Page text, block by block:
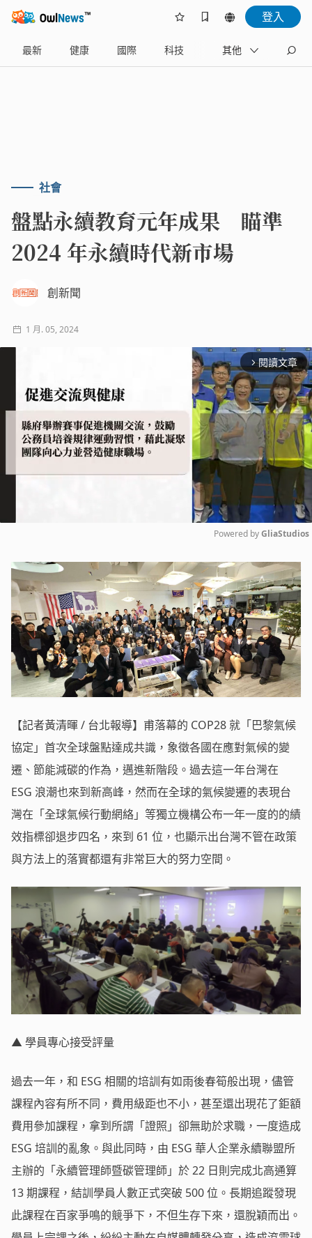
登入
最新 健康 國際 科技 財經
其他
社會
盤點永續教育元年成果 瞄準
2024 年永續時代新市場
創新聞
1 月. 05, 2024
arrow_forward_ios 閱讀文章
Mute
Powered by GliaStudios
【記者黃清暉 / 台北報導】甫落幕的 COP28 就「巴黎氣候
協定」首次全球盤點達成共識，象徵各國在應對氣候的變
遷、節能減碳的作為，邁進新階段。過去這一年台灣在
ESG 浪潮也來到新高峰，然而在全球的氣候變遷的表現台
灣在「全球氣候行動網絡」等獨立機構公布一年一度的的績
效指標卻退步四名，來到 61 位，也顯示出台灣不管在政策
與方法上的落實都還有非常巨大的努力空間。
▲ 學員專心接受評量
過去一年，和 ESG 相關的培訓有如雨後春筍般出現，儘管
課程內容有所不同，費用級距也不小，甚至還出現花了鉅額
費用參加課程，拿到所謂「證照」卻無助於求職，一度造成
ESG 培訓的亂象。與此同時，由 ESG 華人企業永續聯盟所
主辦的「永續管理師暨碳管理師」於 22 日則完成北高通算
13 期課程，結訓學員人數正式突破 500 位。長期追蹤發現
此課程在百家爭鳴的競爭下，不但生存下來，還脫穎而出。